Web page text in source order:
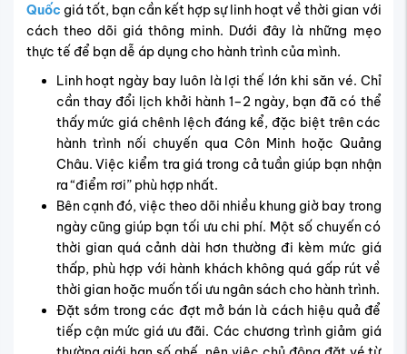
Quốc giá tốt, bạn cần kết hợp sự linh hoạt về thời gian với
cách theo dõi giá thông minh. Dưới đây là những mẹo
thực tế để bạn dễ áp dụng cho hành trình của mình.
Linh hoạt ngày bay luôn là lợi thế lớn khi săn vé. Chỉ
cần thay đổi lịch khởi hành 1–2 ngày, bạn đã có thể
thấy mức giá chênh lệch đáng kể, đặc biệt trên các
hành trình nối chuyến qua Côn Minh hoặc Quảng
Châu. Việc kiểm tra giá trong cả tuần giúp bạn nhận
ra “điểm rơi” phù hợp nhất.
Bên cạnh đó, việc theo dõi nhiều khung giờ bay trong
ngày cũng giúp bạn tối ưu chi phí. Một số chuyến có
thời gian quá cảnh dài hơn thường đi kèm mức giá
thấp, phù hợp với hành khách không quá gấp rút về
thời gian hoặc muốn tối ưu ngân sách cho hành trình.
Đặt sớm trong các đợt mở bán là cách hiệu quả để
tiếp cận mức giá ưu đãi. Các chương trình giảm giá